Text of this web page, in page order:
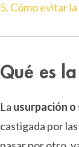
5. Cómo evitar
Qué es
La usurpación
castigada por